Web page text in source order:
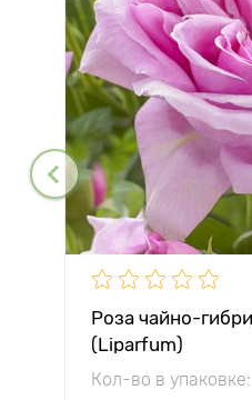
Роза чайно-
(Liparfum)
Кол-во в упаковке: